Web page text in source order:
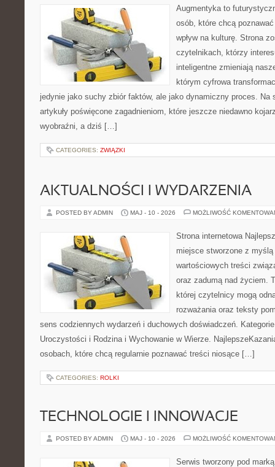
Augmentyka to
osób, które chcą
wpływ na kulturę. Strona
czytelnikach, którzy
inteligentne zmieniają
którym cyfrowa
jedynie jako suchy zbiór faktów, ale jako dynamiczny proces. Na
artykuły poświęcone zagadnieniom, które jeszcze niedawno
wyobraźni, a dziś […]
CATEGORIES: ZWIĄZKI
AKTUALNOŚCI I WYDARZENIA
POSTED BY ADMIN MAJ - 10 - 2026 MOŻLIWOŚĆ
Strona internetowa
miejsce stworzone z
wartościowych treści
oraz zadumą nad życiem.
której czytelnicy mogą
rozważania oraz teksty
sens codziennych wydarzeń i duchowych doświadczeń.
Uroczystości i Rodzina i Wychowanie w Wierze.
osobach, które chcą regularnie poznawać treści niosące […]
CATEGORIES: ROLKI
TECHNOLOGIE I INNOWACJE
POSTED BY ADMIN MAJ - 10 - 2026 MOŻLIWOŚĆ
Serwis tworzony pod